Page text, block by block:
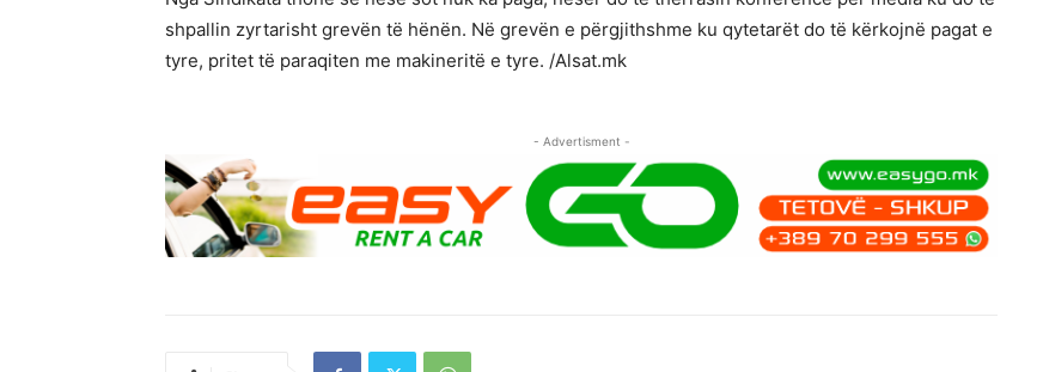
shpallin zyrtarisht grevën të hënën. Në grevën e përgjithshme ku qytetarët do të kërkojnë pagat e
tyre, pritet të paraqiten me makineritë e tyre. /Alsat.mk
- Advertisment -